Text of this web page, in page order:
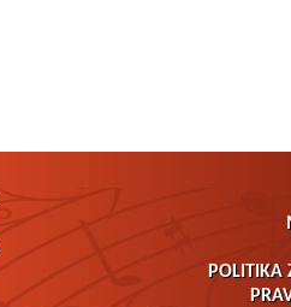
POLITIKA